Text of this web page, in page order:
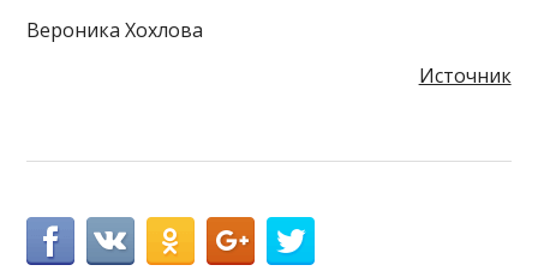
Вероника Хохлова
Источник